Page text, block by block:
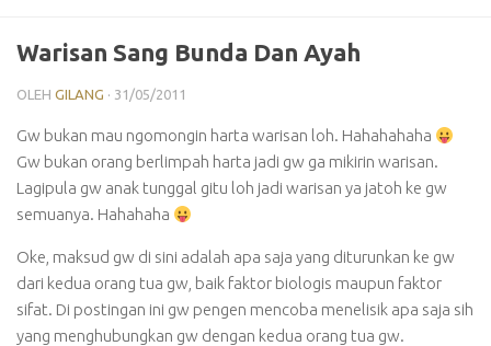
Warisan Sang Bunda Dan Ayah
OLEH GILANG · 31/05/2011
Gw bukan mau ngomongin harta warisan loh. Hahahahaha
Gw bukan orang berlimpah harta jadi gw ga mikirin warisan.
Lagipula gw anak tunggal gitu loh jadi warisan ya jatoh ke gw
semuanya. Hahahaha
Oke, maksud gw di sini adalah apa saja yang diturunkan ke gw
dari kedua orang tua gw, baik faktor biologis maupun faktor
sifat. Di postingan ini gw pengen mencoba menelisik apa saja sih
yang menghubungkan gw dengan kedua orang tua gw.